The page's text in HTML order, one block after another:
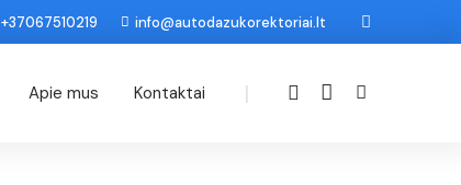
+37067510219 info@autodazukorektoriai.lt
Apie mus Kontaktai |